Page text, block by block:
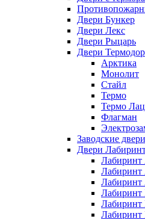
Двери Бункер
Двери Лекс
Двери Рыцарь
Двери Термодор
Арктика
Монолит
Стайл
Термо
Термо
Флагман
Заводские двери
Двери
Лабиринт
Лабиринт
Лабиринт
Лабиринт
Лабиринт
Лабиринт